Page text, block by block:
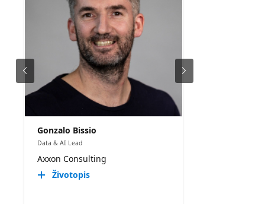
Gonzalo Bissio
Data & AI Lead
Axxon Consulting
Životopis